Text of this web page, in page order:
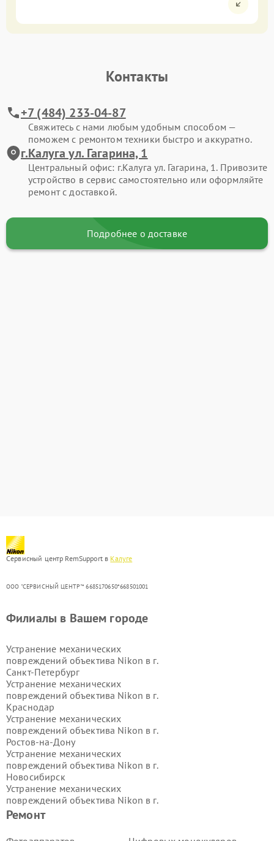
Контакты
+7 (484) 233-04-87
Свяжитесь с нами любым удобным способом —
поможем с ремонтом техники быстро и аккуратно.
г.Калуга ул. Гагарина, 1
Центральный офис: г.Калуга ул. Гагарина, 1. Привозите
устройство в сервис самостоятельно или оформляйте
ремонт с доставкой.
Подробнее о доставке
Сервисный центр RemSupport в Калуге
ООО "СЕРВИСНЫЙ ЦЕНТР"* 6685170650*668501001
Ремонт
Филиалы в Вашем городе
Устранение механических
повреждений объектива Nikon в г.
Санкт-Петербург
Устранение механических
повреждений объектива Nikon в г.
Краснодар
Устранение механических
повреждений объектива Nikon в г.
Ростов-на-Дону
Устранение механических
повреждений объектива Nikon в г.
Новосибирск
Устранение механических
повреждений объектива Nikon в г.
Екатеринбург
повреждений объектива Nikon в г.